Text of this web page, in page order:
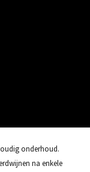
onderhoud.
na enkele